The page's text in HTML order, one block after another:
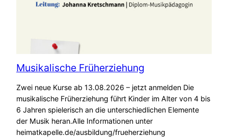
Musikalische Früherziehung
Zwei neue Kurse ab 13.08.2026 – jetzt anmelden Die
musikalische Früherziehung führt Kinder im Alter von 4 bis
6 Jahren spielerisch an die unterschiedlichen Elemente
der Musik heran.Alle Informationen unter
heimatkapelle.de/ausbildung/frueherziehung